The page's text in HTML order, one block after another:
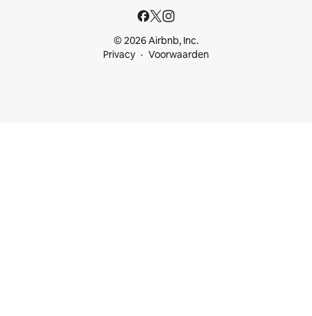
© 2026 Airbnb, Inc.
Privacy
Voorwaarden